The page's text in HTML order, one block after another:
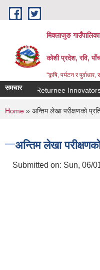
Skip to main content
मिक्लाजुङ
कोशी प्रदेश, रवि,
''कृषि, पर्यटन र
समचार
You are here
Home » अन्तिम लेखा परीक्षणको
अन्तिम लेखा
Submitted on: Sun, 06/